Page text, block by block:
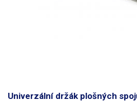
Univerzální držák plošných